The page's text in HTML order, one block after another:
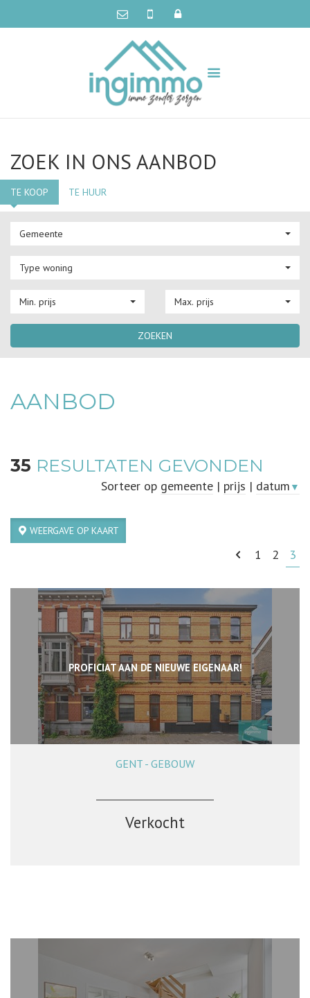
ZOEK IN ONS AANBOD
Gemeente
Type woning
Min. prijs Max. prijs
ZOEKEN
TE KOOP TE HUUR
AANBOD
35 RESULTATEN GEVONDEN
Sorteer op gemeente | prijs | datum ▼
WEERGAVE OP KAART
1 2 3
PROFICIAT AAN DE NIEUWE EIGENAAR!
155 m² 2
GENT - GEBOUW
Verkocht